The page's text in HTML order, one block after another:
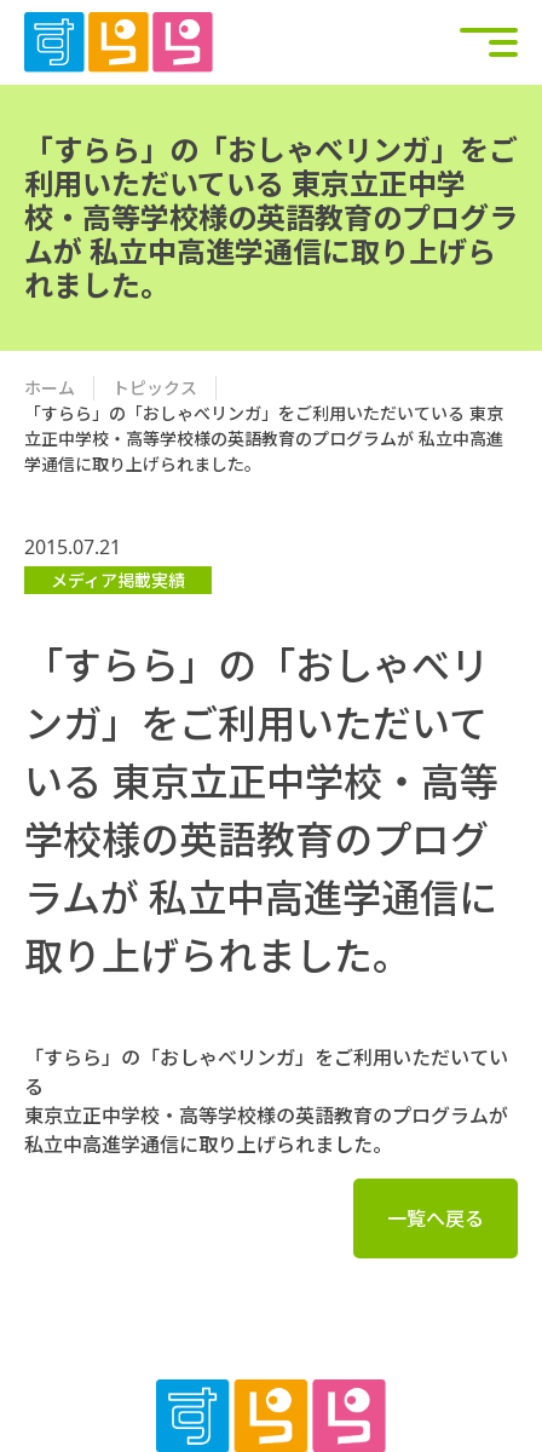
「すらら」の「おしゃべリンガ」をご
利用いただいている 東京立正中学
校・高等学校様の英語教育のプログラ
ムが 私立中高進学通信に取り上げら
れました。
ホーム
トピックス
「すらら」の「おしゃべリンガ」をご利用いただいている 東京
立正中学校・高等学校様の英語教育のプログラムが 私立中高進
学通信に取り上げられました。
2015.07.21
メディア掲載実績
「すらら」の「おしゃべリ
ンガ」をご利用いただいて
いる 東京立正中学校・高等
学校様の英語教育のプログ
ラムが 私立中高進学通信に
取り上げられました。
「すらら」の「おしゃべリンガ」をご利用いただいてい
る
東京立正中学校・高等学校様の英語教育のプログラムが
私立中高進学通信に取り上げられました。
一覧へ戻る